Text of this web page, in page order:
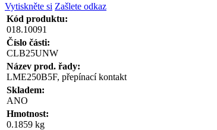
Vytiskněte si Zašlete odkaz
Kód produktu:
018.10091
Číslo části:
CLB25UNW
Název prod. řady:
LME250B5F, přepínací kontakt
Skladem:
ANO
Hmotnost:
0.1859 kg